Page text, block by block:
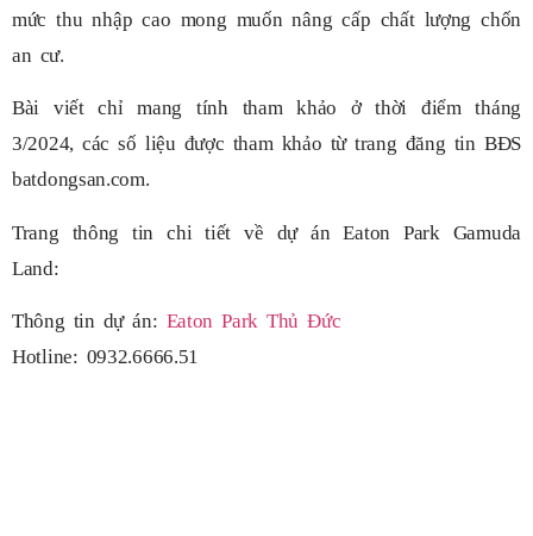
mức thu nhập cao mong muốn nâng cấp chất lượng chốn
an cư.
Bài viết chỉ mang tính tham khảo ở thời điểm tháng
3/2024, các số liệu được tham khảo từ trang đăng tin BĐS
batdongsan.com.
Trang thông tin chi tiết về dự án Eaton Park Gamuda
Land:
Thông tin dự án: Eaton Park Thủ Đức
Hotline: 0932.6666.51